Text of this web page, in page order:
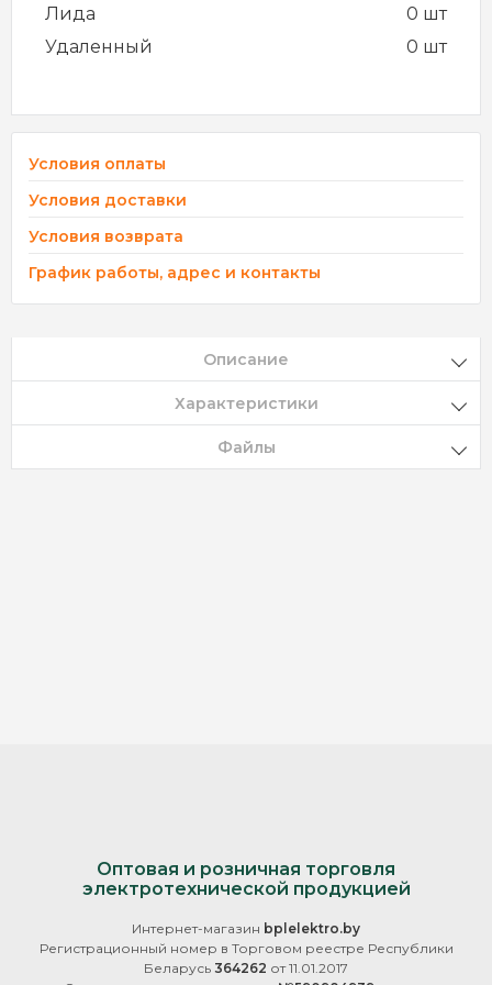
Лида
0 шт
Удаленный
0 шт
Условия оплаты
Условия доставки
Условия возврата
График работы, адрес и контакты
Описание
Характеристики
Файлы
Оптовая и розничная торговля
электротехнической продукцией
Интернет-магазин bplelektro.by
Регистрационный номер в Торговом реестре Республики
Беларусь 364262 от 11.01.2017